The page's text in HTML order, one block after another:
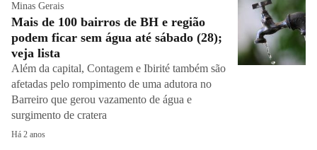
Minas Gerais
Mais de 100 bairros de BH e região
podem ficar sem água até sábado (28);
veja lista
Além da capital, Contagem e Ibirité também são
afetadas pelo rompimento de uma adutora no
Barreiro que gerou vazamento de água e
surgimento de cratera
Há 2 anos